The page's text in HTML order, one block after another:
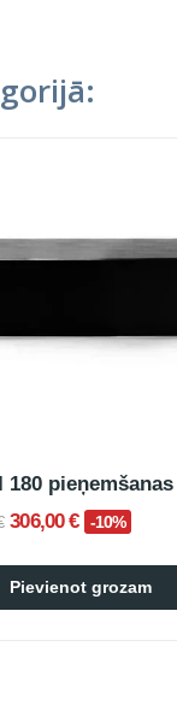
306,00 € -10%
Pievienot grozam